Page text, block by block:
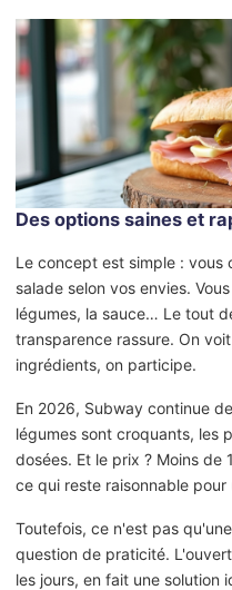
Des options saines et
Le concept est simple : vous
salade selon vos envies.
légumes, la sauce… Le tout
transparence rassure. On
ingrédients, on participe.
En 2026, Subway continue
légumes sont croquants, les
dosées. Et le prix ? Moins de
ce qui reste raisonnable
Toutefois, ce n'est pas
question de praticité.
les jours, en fait une solution